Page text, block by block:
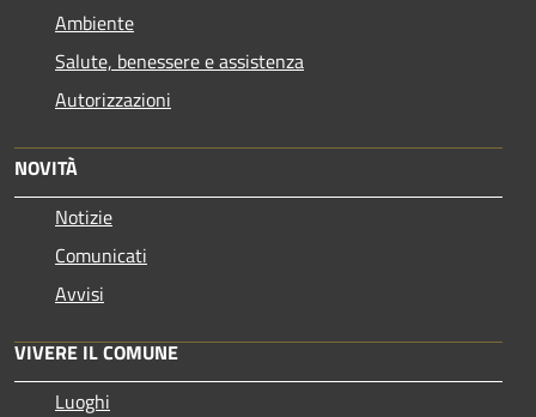
Ambiente
Salute, benessere e assistenza
Autorizzazioni
NOVITÀ
Notizie
Comunicati
Avvisi
VIVERE IL COMUNE
Luoghi